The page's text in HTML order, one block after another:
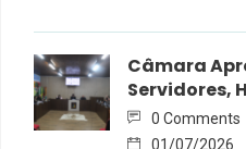
Câmara
Servidores,
0 Comments
01/07/2026